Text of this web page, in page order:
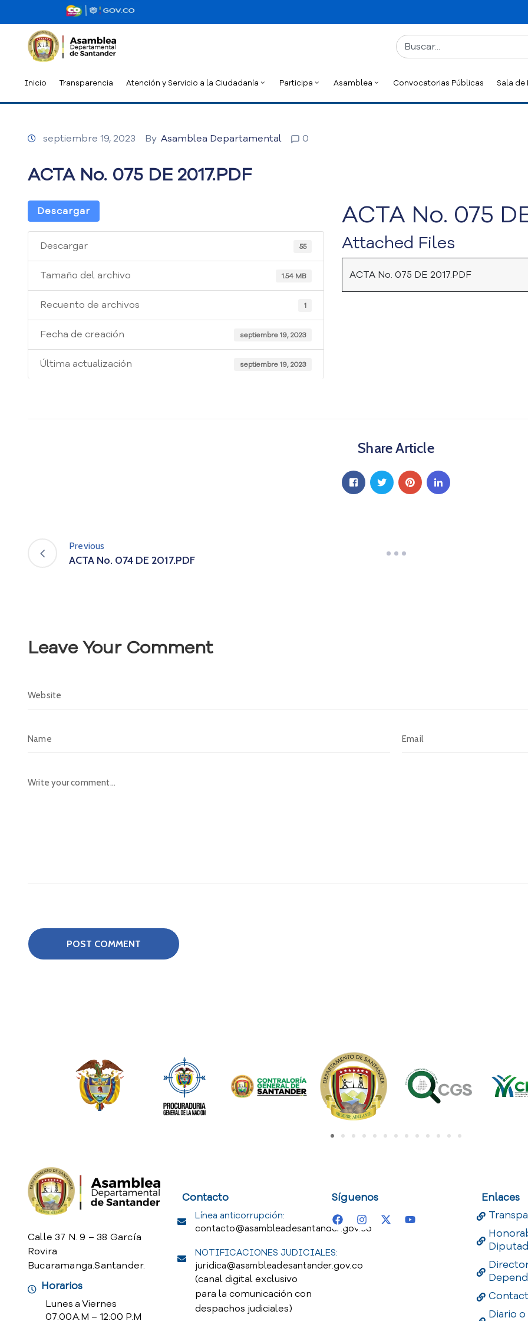
Inicio Transparencia Atención y Servicio a la Ciudadanía Participa Asamblea Convocatorias Públicas Sala de
septiembre 19, 2023 By Asamblea Departamental 0
ACTA No. 075 DE 2017.PDF
Descargar
Descargar 55
Tamaño del archivo 1.54 MB
Recuento de archivos 1
Fecha de creación septiembre 19, 2023
Última actualización septiembre 19, 2023
ACTA No. 075
Attached Files
ACTA No. 075 DE 2017.PDF
Share Article
Previous
ACTA No. 074 DE 2017.PDF
Leave Your Comment
Calle 37 N. 9 – 38 García
Rovira
Bucaramanga.Santander.
Horarios
Lunes a Viernes
07:00 A.M – 12:00 P.M
Contacto
Línea anticorrupción:
contacto@asambleadesantander.gov.co
NOTIFICACIONES JUDICIALES:
juridica@asambleadesantander.gov.co
(canal digital exclusivo
para la comunicación con
despachos judiciales)
Síguenos
Enlaces
Diario